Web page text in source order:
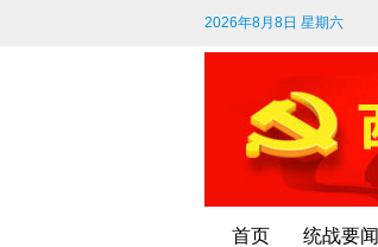
2026年8月8日 星期六
首页 统战要闻